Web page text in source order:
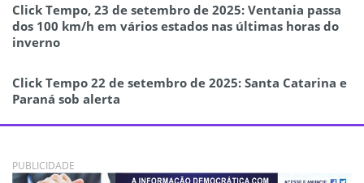
Click Tempo, 23 de setembro de 2025: Ventania passa
dos 100 km/h em vários estados nas últimas horas do
inverno
Click Tempo 22 de setembro de 2025: Santa Catarina e
Paraná sob alerta
PUBLICIDADE